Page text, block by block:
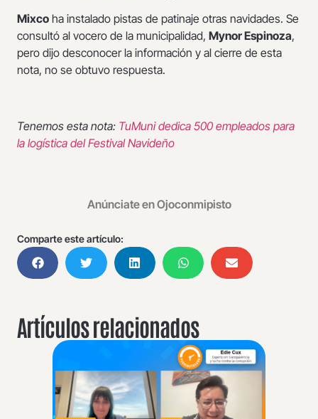
Mixco ha instalado pistas de patinaje otras navidades. Se
consultó al vocero de la municipalidad, Mynor Espinoza,
pero dijo desconocer la información y al cierre de esta
nota, no se obtuvo respuesta.
Tenemos esta nota: TuMuni dedica 500 empleados para
la logística del Festival Navideño
Anúnciate en Ojoconmipisto
Comparte este artículo:
Artículos relacionados